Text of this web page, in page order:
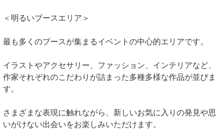
＜明るいブースエリア＞
最も多くのブースが集まるイベントの中心的エリアです。
イラストやアクセサリー、ファッション、インテリアなど、
作家それぞれのこだわりが詰まった多種多様な作品が並びま
す。
さまざまな表現に触れながら、新しいお気に入りの発見や思
いがけない出会いをお楽しみいただけます。